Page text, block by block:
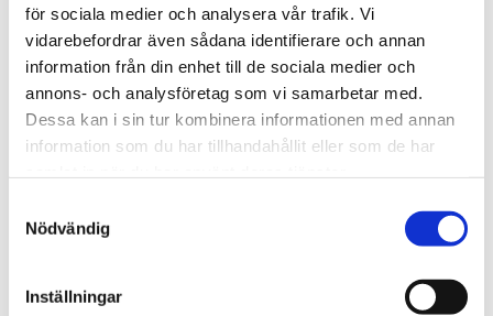
för sociala medier och analysera vår trafik. Vi
vidarebefordrar även sådana identifierare och annan
information från din enhet till de sociala medier och
annons- och analysföretag som vi samarbetar med.
Dessa kan i sin tur kombinera informationen med annan
information som du har tillhandahållit eller som de har
Nödvändig
Inställningar
slangsockel
Nippel med utvändig